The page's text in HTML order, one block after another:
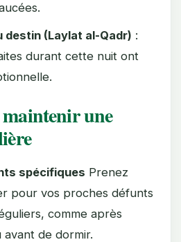
destin (Laylat al-Qadr) :
durant cette nuit ont
une
spécifiques Prenez
pour vos proches défunts
comme après
de dormir.